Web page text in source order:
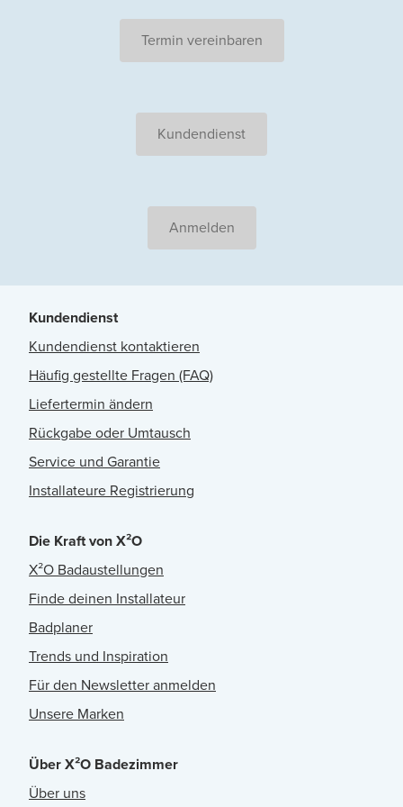
Termin vereinbaren
Kundendienst
Anmelden
Kundendienst
Kundendienst kontaktieren
Häufig gestellte Fragen (FAQ)
Liefertermin ändern
Rückgabe oder Umtausch
Service und Garantie
Installateure Registrierung
Die Kraft von X²O
X²O Badaustellungen
Finde deinen Installateur
Badplaner
Trends und Inspiration
Für den Newsletter anmelden
Unsere Marken
Über X²O Badezimmer
Über uns